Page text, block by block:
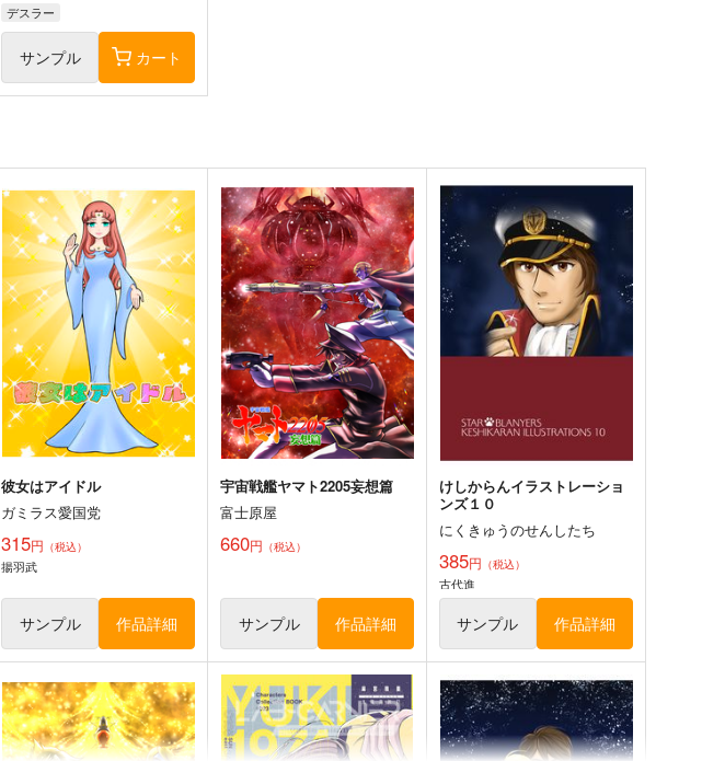
YAMATO2.5
ガミラス愛国党
専売 315円 （税込）
宇宙戦艦ヤマト 古代進
森雪
デスラー
サンプル カート
デスラー
サンプル カート
彼女はアイドル
ガミラス愛国党
315円 （税込）
揚羽武
サンプル 作品詳細
宇宙戦艦ヤマト2205妄想篇
富士原屋
660円 （税込）
サンプル 作品詳細
けしからんイラストレーショ
ンズ１０
にくきゅうのせんしたち
385円 （税込）
古代進
サンプル 作品詳細